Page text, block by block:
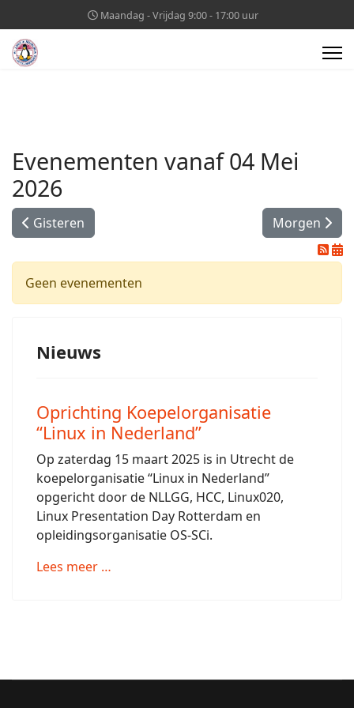
Maandag - Vrijdag 9:00 - 17:00 uur
Evenementen vanaf 04 Mei
2026
Gisteren Morgen
Geen evenementen
Nieuws
Oprichting Koepelorganisatie
“Linux in Nederland”
Op zaterdag 15 maart 2025 is in Utrecht de
koepelorganisatie “Linux in Nederland”
opgericht door de NLLGG, HCC, Linux020,
Linux Presentation Day Rotterdam en
opleidingsorganisatie OS-SCi.
Lees meer …